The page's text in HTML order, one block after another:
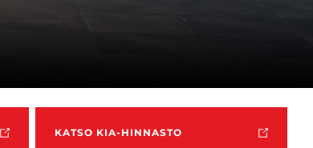
KATSO KIA-HINNASTO